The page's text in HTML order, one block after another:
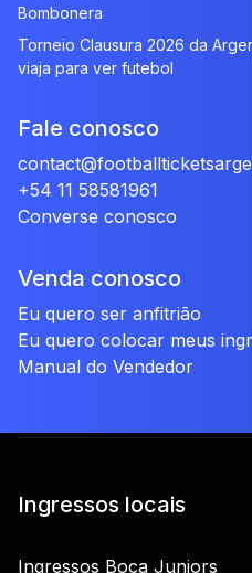
Bombonera
Torneio Clausura 2026 da
viaja para ver futebol
Fale conosco
+54 11 58581961
Converse conosco
Venda conosco
Eu quero ser anfitrião
Eu quero colocar meus
Manual do Vendedor
Ingressos locais
Ingressos Boca Juniors